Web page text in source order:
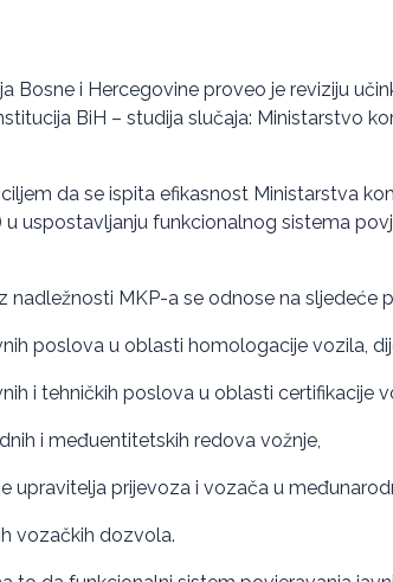
Bosne i Hercegovine proveo je reviziju
BiH – studija slučaja: Ministarstvo
da se ispita efikasnost Ministarstva
u uspostavljanju funkcionalnog sistema
nadležnosti MKP-a se odnose na sljedeće
poslova u oblasti homologacije vozila,
i tehničkih poslova u oblasti certifikacije
i međuentitetskih redova vožnje,
upravitelja prijevoza i vozača u
vozačkih dozvola.